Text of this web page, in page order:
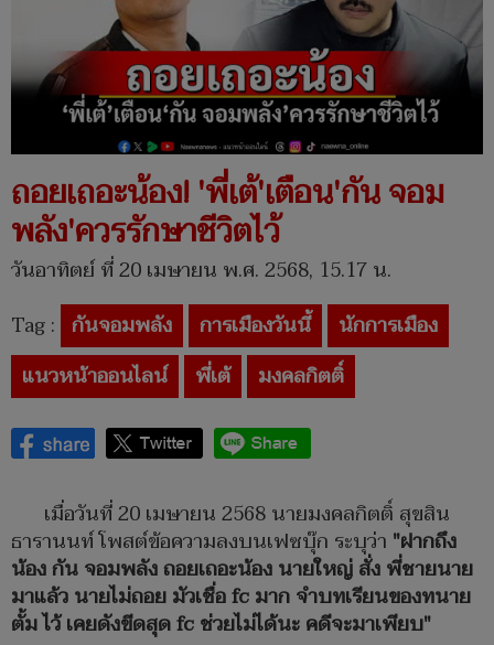
ถอยเถอะน้อง! 'พี่เต้'เตือน'กัน จอม
พลัง'ควรรักษาชีวิตไว้
วันอาทิตย์ ที่ 20 เมษายน พ.ศ. 2568, 15.17 น.
Tag : กันจอมพลัง การเมืองวันนี้
นักการเมือง
แนวหน้าออนไลน์
พี่เต้ มงคลกิตติ์
เมื่อวันที่ 20 เมษายน 2568 นายมงคลกิตติ์ สุขสิน
ธารานนท์ โพสต์ข้อความลงบนเฟซบุ๊ก ระบุว่า "ฝากถึง
น้อง กัน จอมพลัง ถอยเถอะน้อง นายใหญ่ สั่ง พี่ชายนาย
มาแล้ว นายไม่ถอย มัวเชื่อ fc มาก จำบทเรียนของทนาย
ตั้ม ไว้ เคยดังขีดสุด fc ช่วยไม่ได้นะ คดีจะมาเพียบ"